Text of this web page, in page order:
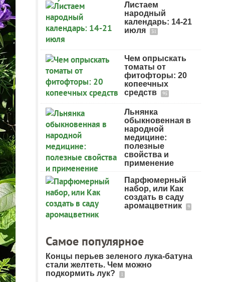
Листаем
народный
календарь: 14-21
июля
31
Чем опрыскать
томаты от
фитофторы: 20
копеечных
средств
95
Льнянка
обыкновенная в
народной
медицине:
полезные
свойства и
применение
Парфюмерный
набор, или Как
создать в саду
аромацветник
9
Самое популярное
Концы перьев зеленого лука-батуна
стали желтеть. Чем можно
подкормить лук?
1